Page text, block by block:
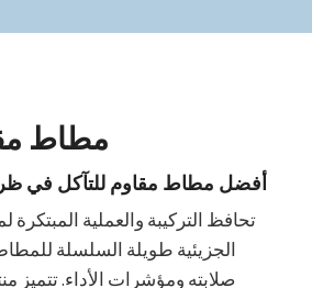
مطاط
أفضل مطاط مقاوم للتآكل في
الجزيئية طويلة السلسلة
صلابته ومؤشرات الأداء. تتميز